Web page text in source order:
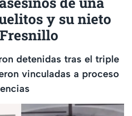
y su nieto
detenidas tras el triple
vinculadas a proceso